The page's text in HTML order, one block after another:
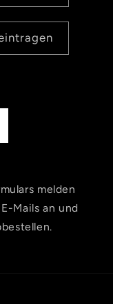
melden
Mails an und